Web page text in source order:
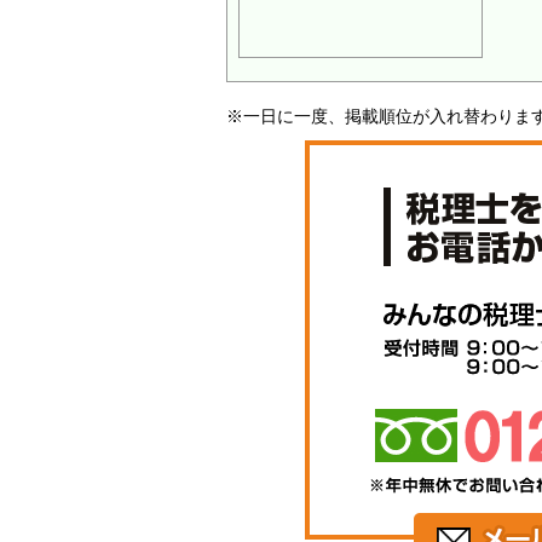
※一日に一度、掲載順位が入れ替わりま